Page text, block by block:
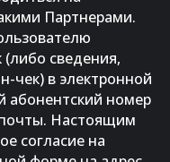
Партнерами.
(либо сведения,
чек) в электронной
абонентский номер
Настоящим
согласие на